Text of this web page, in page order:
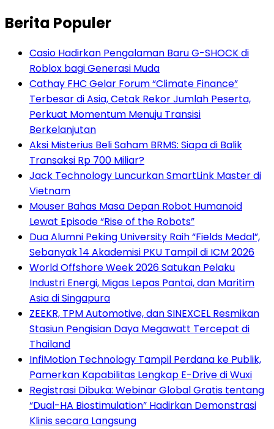
Berita Populer
Casio Hadirkan Pengalaman Baru G-SHOCK di
Roblox bagi Generasi Muda
Cathay FHC Gelar Forum “Climate Finance”
Terbesar di Asia, Cetak Rekor Jumlah Peserta,
Perkuat Momentum Menuju Transisi
Berkelanjutan
Aksi Misterius Beli Saham BRMS: Siapa di Balik
Transaksi Rp 700 Miliar?
Jack Technology Luncurkan SmartLink Master di
Vietnam
Mouser Bahas Masa Depan Robot Humanoid
Lewat Episode “Rise of the Robots”
Dua Alumni Peking University Raih “Fields Medal”,
Sebanyak 14 Akademisi PKU Tampil di ICM 2026
World Offshore Week 2026 Satukan Pelaku
Industri Energi, Migas Lepas Pantai, dan Maritim
Asia di Singapura
ZEEKR, TPM Automotive, dan SINEXCEL Resmikan
Stasiun Pengisian Daya Megawatt Tercepat di
Thailand
InfiMotion Technology Tampil Perdana ke Publik,
Pamerkan Kapabilitas Lengkap E-Drive di Wuxi
Registrasi Dibuka: Webinar Global Gratis tentang
“Dual-HA Biostimulation” Hadirkan Demonstrasi
Klinis secara Langsung